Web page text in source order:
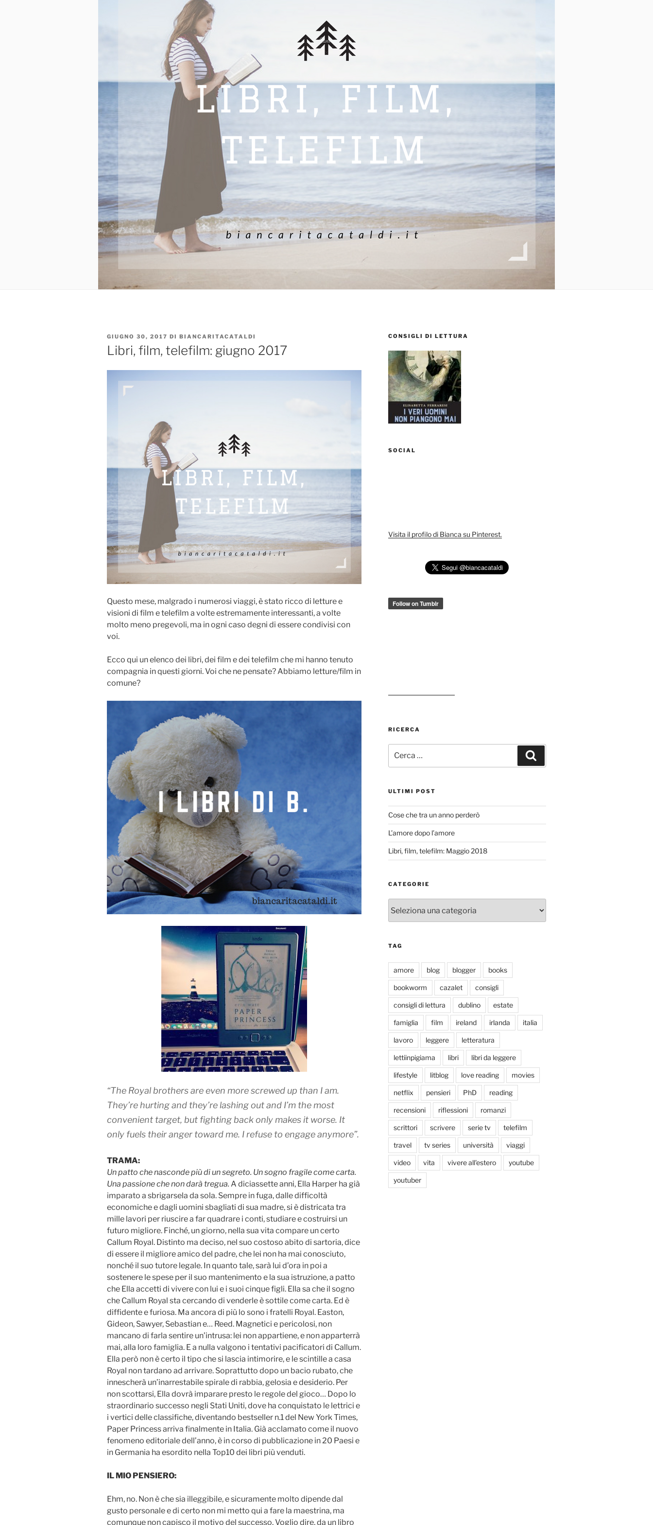
PUBBLICATO
IL
GIUGNO 30, 2017 DI BIANCARITACATALDI
Libri, film, telefilm: giugno 2017
Questo mese, malgrado i numerosi viaggi, è stato ricco di letture e
visioni di film e telefilm a volte estremamente interessanti, a volte
molto meno pregevoli, ma in ogni caso degni di essere condivisi con
voi.
Ecco qui un elenco dei libri, dei film e dei telefilm che mi hanno tenuto
compagnia in questi giorni. Voi che ne pensate? Abbiamo letture/film in
comune?
“The Royal brothers are even more screwed up than I am.
They’re hurting and they’re lashing out and I’m the most
convenient target, but fighting back only makes it worse. It
only fuels their anger toward me. I refuse to engage anymore”.
TRAMA:
Un patto che nasconde più di un segreto. Un sogno fragile come carta.
Una passione che non darà tregua. A diciassette anni, Ella Harper ha già
imparato a sbrigarsela da sola. Sempre in fuga, dalle difficoltà
economiche e dagli uomini sbagliati di sua madre, si è districata tra
mille lavori per riuscire a far quadrare i conti, studiare e costruirsi un
futuro migliore. Finché, un giorno, nella sua vita compare un certo
Callum Royal. Distinto ma deciso, nel suo costoso abito di sartoria, dice
di essere il migliore amico del padre, che lei non ha mai conosciuto,
nonché il suo tutore legale. In quanto tale, sarà lui d’ora in poi a
sostenere le spese per il suo mantenimento e la sua istruzione, a patto
che Ella accetti di vivere con lui e i suoi cinque figli. Ella sa che il sogno
che Callum Royal sta cercando di venderle è sottile come carta. Ed è
diffidente e furiosa. Ma ancora di più lo sono i fratelli Royal. Easton,
Gideon, Sawyer, Sebastian e… Reed. Magnetici e pericolosi, non
mancano di farla sentire un’intrusa: lei non appartiene, e non apparterrà
mai, alla loro famiglia. E a nulla valgono i tentativi pacificatori di Callum.
Ella però non è certo il tipo che si lascia intimorire, e le scintille a casa
Royal non tardano ad arrivare. Soprattutto dopo un bacio rubato, che
innescherà un’inarrestabile spirale di rabbia, gelosia e desiderio. Per
non scottarsi, Ella dovrà imparare presto le regole del gioco… Dopo lo
straordinario successo negli Stati Uniti, dove ha conquistato le lettrici e
i vertici delle classifiche, diventando bestseller n.1 del New York Times,
Paper Princess arriva finalmente in Italia. Già acclamato come il nuovo
fenomeno editoriale dell’anno, è in corso di pubblicazione in 20 Paesi e
in Germania ha esordito nella Top10 dei libri più venduti.
IL MIO PENSIERO:
Ehm, no. Non è che sia illeggibile, e sicuramente molto dipende dal
gusto personale e di certo non mi metto qui a fare la maestrina, ma
comunque non capisco il motivo del successo. Voglio dire, da un libro
CONSIGLI DI LETTURA
SOCIAL
Visita il profilo di Bianca su Pinterest.
RICERCA
ULTIMI POST
Cose che tra un anno perderò
L’amore dopo l’amore
Libri, film, telefilm: Maggio 2018
CATEGORIE
TAG
amore blog blogger books
bookworm cazalet consigli
consigli di lettura dublino estate
famiglia film ireland irlanda italia
lavoro leggere letteratura
lettiinpigiama libri libri da leggere
lifestyle litblog love reading movies
netflix pensieri PhD reading
recensioni riflessioni romanzi
scrittori scrivere serie tv telefilm
travel tv series università viaggi
video vita vivere all'estero youtube
youtuber